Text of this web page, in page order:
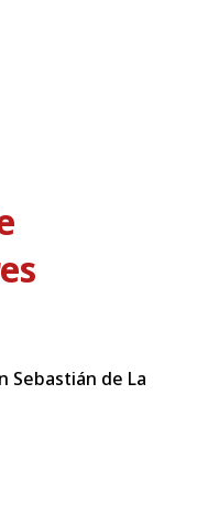
Sebastián de La